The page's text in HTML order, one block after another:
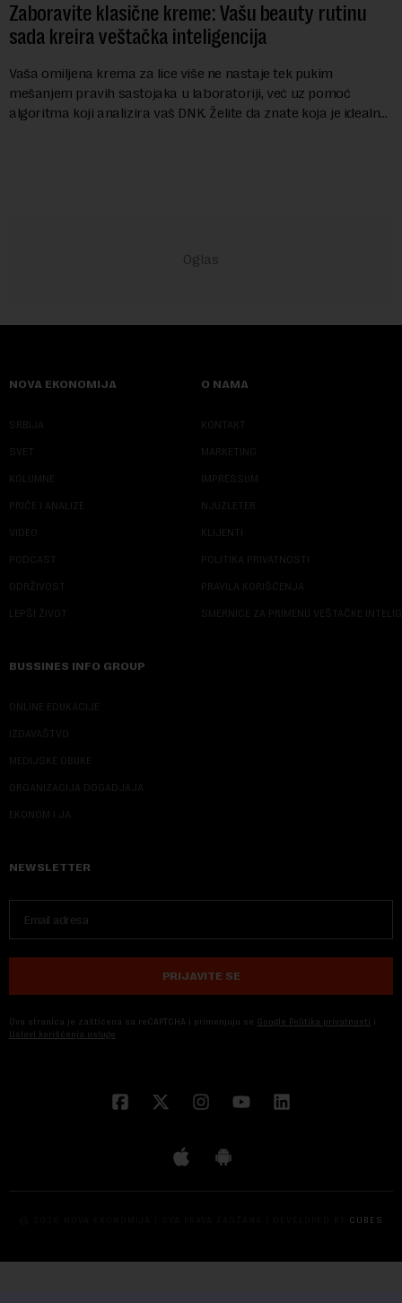
Zaboravite klasične kreme: Vašu beauty rutinu
sada kreira veštačka inteligencija
Vaša omiljena krema za lice više ne nastaje tek pukim
mešanjem pravih sastojaka u laboratoriji, već uz pomoć
algoritma koji analizira vaš DNK. Želite da znate koja je idealna
NOVA EKONOMIJA
SRBIJA
SVET
KOLUMNE
PRIČE I ANALIZE
VIDEO
PODCAST
ODRŽIVOST
LEPŠI ŽIVOT
O NAMA
KONTAKT
MARKETING
IMPRESSUM
NJUZLETER
KLIJENTI
POLITIKA PRIVATNOSTI
PRAVILA KORIŠĆENJA
SMERNICE ZA PRIMENU VEŠTAČKE
BUSSINES INFO GROUP
ONLINE EDUKACIJE
IZDAVAŠTVO
MEDIJSKE OBUKE
ORGANIZACIJA DOGADJAJA
EKONOM I JA
NEWSLETTER
PRIJAVITE SE
Ova stranica je zaštićena sa reCAPTCHA i primenjuju se Google Politika privatnosti i
Uslovi korišćenja usluge
CUBES